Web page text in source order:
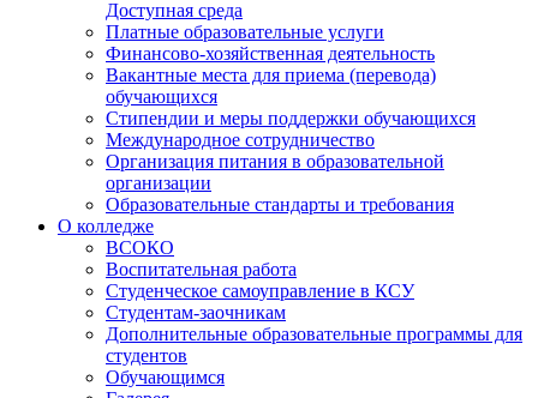
Доступная среда
Платные образовательные услуги
Финансово-хозяйственная деятельность
Вакантные места для приема (перевода)
обучающихся
Стипендии и меры поддержки обучающихся
Международное сотрудничество
Организация питания в образовательной
организации
Образовательные стандарты и требования
О колледже
ВСОКО
Воспитательная работа
Студенческое самоуправление в КСУ
Студентам-заочникам
Дополнительные образовательные программы для
студентов
Обучающимся